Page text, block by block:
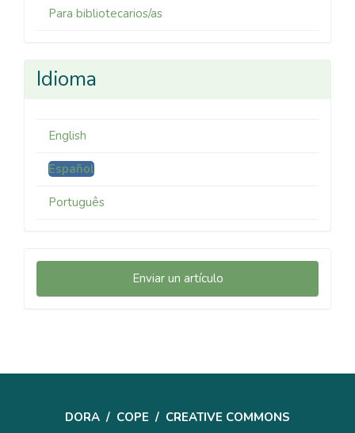
Para bibliotecarios/as
Idioma
English
Español
Português
Enviar
un
Enviar un artículo
DORA / COPE / CREATIVE COMMONS